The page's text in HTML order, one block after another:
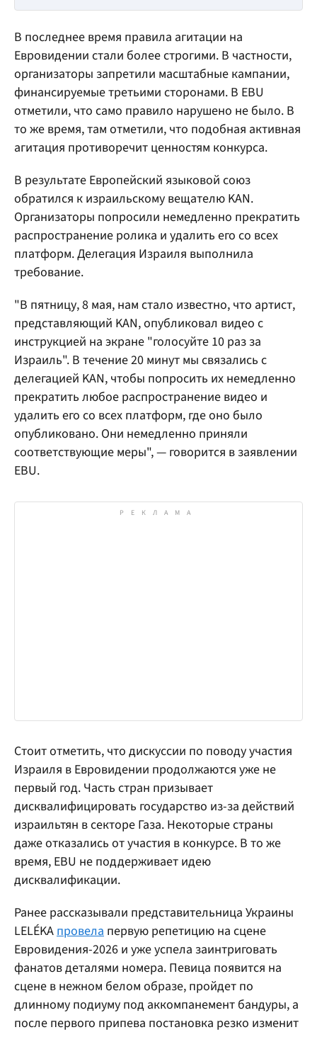
В последнее время правила агитации на
Евровидении стали более строгими. В частности,
организаторы запретили масштабные кампании,
финансируемые третьими сторонами. В EBU
отметили, что само правило нарушено не было. В
то же время, там отметили, что подобная активная
агитация противоречит ценностям конкурса.
В результате Европейский языковой союз
обратился к израильскому вещателю KAN.
Организаторы попросили немедленно прекратить
распространение ролика и удалить его со всех
платформ. Делегация Израиля выполнила
требование.
"В пятницу, 8 мая, нам стало известно, что артист,
представляющий KAN, опубликовал видео с
инструкцией на экране "голосуйте 10 раз за
Израиль". В течение 20 минут мы связались с
делегацией KAN, чтобы попросить их немедленно
прекратить любое распространение видео и
удалить его со всех платформ, где оно было
опубликовано. Они немедленно приняли
соответствующие меры", — говорится в заявлении
EBU.
Стоит отметить, что дискуссии по поводу участия
Израиля в Евровидении продолжаются уже не
первый год. Часть стран призывает
дисквалифицировать государство из-за действий
израильтян в секторе Газа. Некоторые страны
даже отказались от участия в конкурсе. В то же
время, EBU не поддерживает идею
дисквалификации.
Ранее рассказывали представительница Украины
LELÉKAпровела первую репетицию на сцене
Евровидения-2026 и уже успела заинтриговать
фанатов деталями номера. Певица появится на
сцене в нежном белом образе, пройдет по
длинному подиуму под аккомпанемент бандуры, а
после первого припева постановка резко изменит